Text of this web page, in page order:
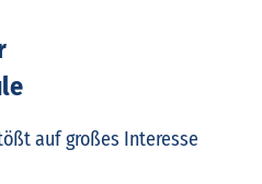
auf großes Interesse